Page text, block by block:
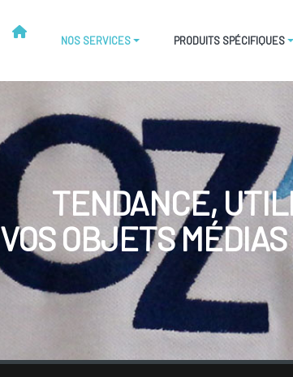
NOS SERVICES PRODUITS SPÉCIFIQUES
TENDANCE,
VOS OBJETS